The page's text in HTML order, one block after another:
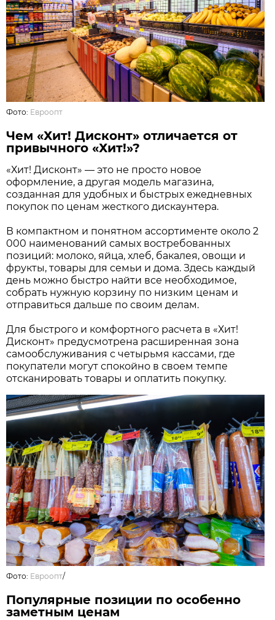
Фото: Евроопт
Чем «Хит! Дисконт» отличается от
привычного «Хит!»?
«Хит! Дисконт» — это не просто новое
оформление, а другая модель магазина,
созданная для удобных и быстрых ежедневных
покупок по ценам жесткого дискаунтера.
В компактном и понятном ассортименте около 2
000 наименований самых востребованных
позиций: молоко, яйца, хлеб, бакалея, овощи и
фрукты, товары для семьи и дома. Здесь каждый
день можно быстро найти все необходимое,
собрать нужную корзину по низким ценам и
отправиться дальше по своим делам.
Для быстрого и комфортного расчета в «Хит!
Дисконт» предусмотрена расширенная зона
самообслуживания с четырьмя кассами, где
покупатели могут спокойно в своем темпе
отсканировать товары и оплатить покупку.
Фото: Евроопт/
Популярные позиции по особенно
заметным ценам